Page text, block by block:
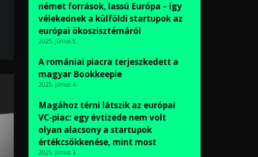
német források, lassú Európa – így
vélekednek a külföldi startupok az
európai ökoszisztémáról
2025. június 5.
A romániai piacra terjeszkedett a
magyar Bookkeepie
2025. június 4.
Magához térni látszik az európai
VC-piac: egy évtizede nem volt
olyan alacsony a startupok
értékcsökkenése, mint most
2025. június 3.